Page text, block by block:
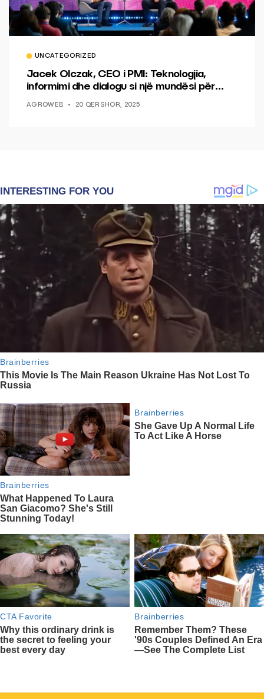
UNCATEGORIZED
Jacek Olczak, CEO i PMI: Teknologjia,
informimi dhe dialogu si një mundësi për
AGROWEB 20 QERSHOR, 2025